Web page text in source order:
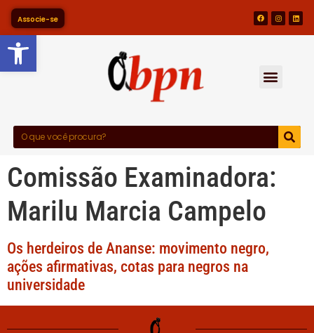
Barra de Ferramentas
Associe-se
Comissão Examinadora:
Marilu Marcia Campelo
Os herdeiros de Ananse: movimento negro,
ações afirmativas, cotas para negros na
universidade